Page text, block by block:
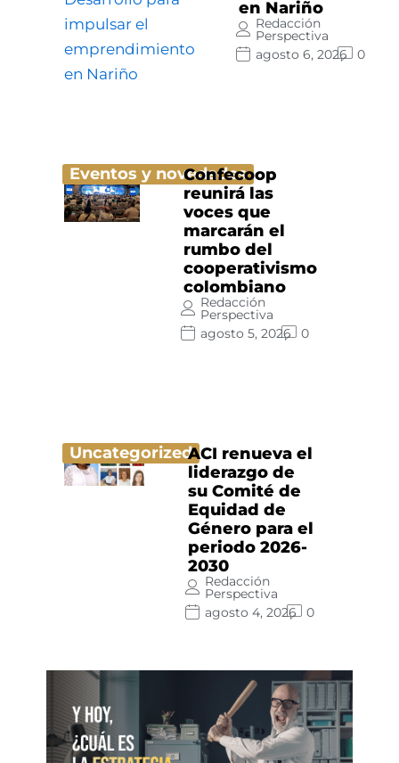
en Nariño
Redacción
Perspectiva
agosto 6, 2026
0
Eventos y novedades
Confecoop
reunirá las
voces que
marcarán el
rumbo del
cooperativismo
colombiano
Redacción
Perspectiva
agosto 5, 2026
0
UncategorizedACI renueva el
liderazgo de
su Comité de
Equidad de
Género para el
periodo 2026-
2030
Redacción
Perspectiva
agosto 4, 2026
0